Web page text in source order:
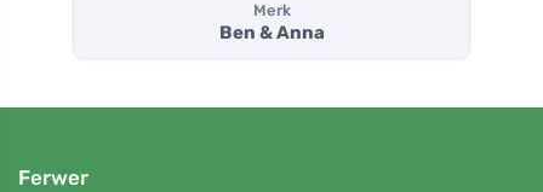
Merk
Ben & Anna
Ferwer